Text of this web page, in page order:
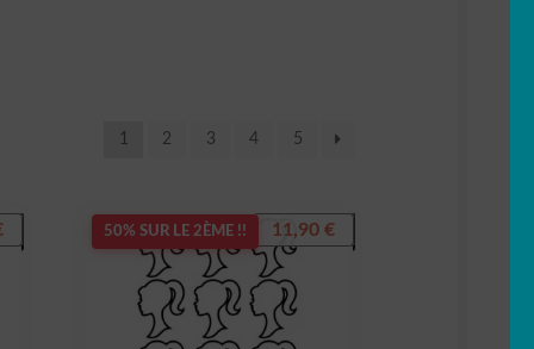
1 2 3 4 5
50% SUR LE 2ÈME !! 11,90 €